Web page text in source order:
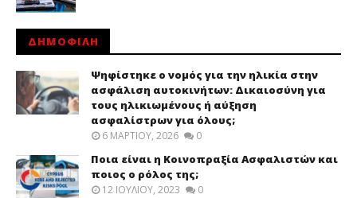
ΔΗΜΟΦΙΛΗ
Ψηφίστηκε ο νομός για την ηλικία στην
ασφάλιση αυτοκινήτων: Δικαιοσύνη για
τους ηλικιωμένους ή αύξηση
ασφαλίστρων για όλους;
6 ΜΑΡΤΊΟΥ, 2026 0
Ποια είναι η Κοινοπραξία Ασφαλιστών και
ποιος ο ρόλος της;
12 ΙΟΥΛΊΟΥ, 2023 0